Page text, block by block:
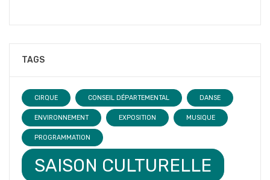
TAGS
CIRQUE CONSEIL DÉPARTEMENTAL DANSE
ENVIRONNEMENT EXPOSITION MUSIQUE
PROGRAMMATION
SAISON CULTURELLE